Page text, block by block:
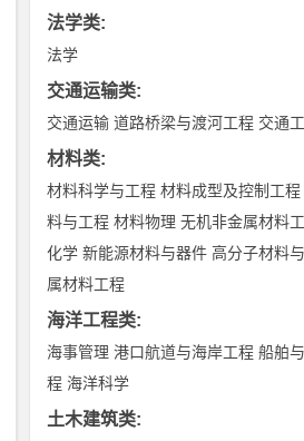
法学类:
法学
交通运输类:
交通运输 道路桥梁与渡河工程 交通
材料类:
材料科学与工程 材料成型及控制工程
料与工程 材料物理 无机非金属材料
化学 新能源材料与器件 高分子材料
属材料工程
海洋工程类:
海事管理 港口航道与海岸工程 船舶
程 海洋科学
土木建筑类: